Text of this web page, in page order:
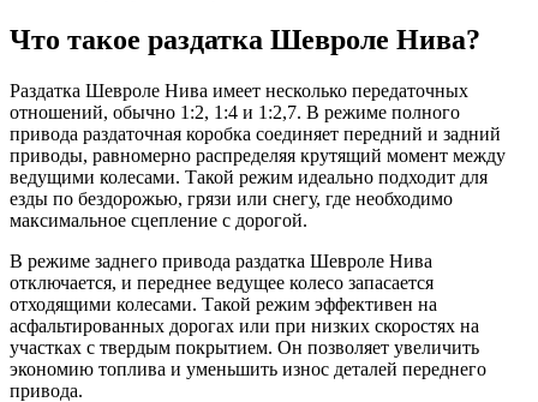
Что такое раздатка Шевроле Нива?
Раздатка Шевроле Нива имеет несколько передаточных
отношений, обычно 1:2, 1:4 и 1:2,7. В режиме полного
привода раздаточная коробка соединяет передний и задний
приводы, равномерно распределяя крутящий момент между
ведущими колесами. Такой режим идеально подходит для
езды по бездорожью, грязи или снегу, где необходимо
максимальное сцепление с дорогой.
В режиме заднего привода раздатка Шевроле Нива
отключается, и переднее ведущее колесо запасается
отходящими колесами. Такой режим эффективен на
асфальтированных дорогах или при низких скоростях на
участках с твердым покрытием. Он позволяет увеличить
экономию топлива и уменьшить износ деталей переднего
привода.